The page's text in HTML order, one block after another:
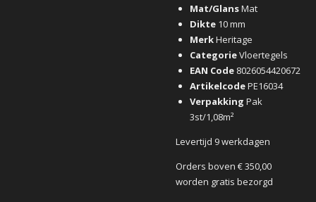
Mat/GlansMat
Dikte 10 mm
MerkHeritage
CategorieVloertegels
EAN Code 8026054420672
ArtikelcodePE16034
Verpakking Pak
3st/1,08m²
Levertijd 9 werkdagen
Orders boven € 350,00
worden gratis bezorgd